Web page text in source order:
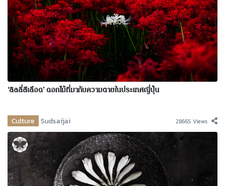
‘ลิลลี่สีเลือด’ ดอกไม้ที่มากับความตายในประเทศญี่ปุ่น
Culture Sudsaijai 28665 Views